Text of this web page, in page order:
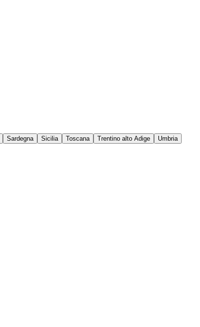
Sardegna Sicilia Toscana Trentino alto Adige
Umbria